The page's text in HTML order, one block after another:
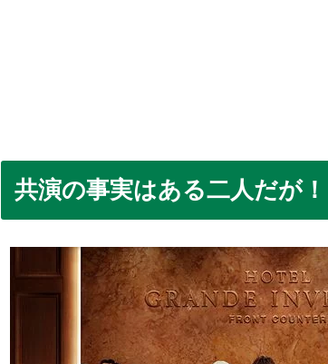
共演の事実はある二人だが！